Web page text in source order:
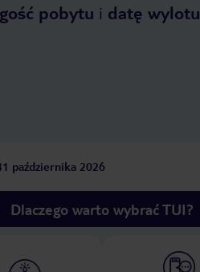
pobytu i datę wylotu
października 2026
Dlaczego warto wybrać TUI?